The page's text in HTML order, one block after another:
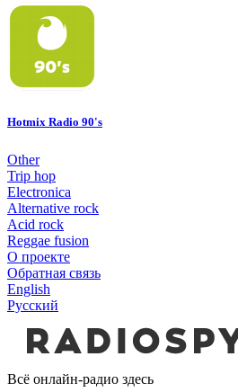
Hotmix Radio 90's
Other
Trip hop
Electronica
Alternative rock
Acid rock
Reggae fusion
О проекте
Обратная связь
English
Русский
Всё онлайн-радио здесь